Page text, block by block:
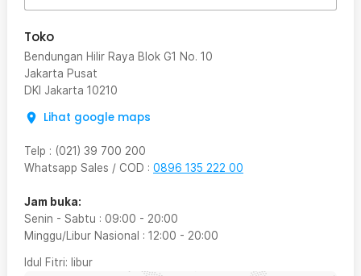
Toko
Bendungan Hilir Raya Blok G1 No. 10
Jakarta Pusat
DKI Jakarta 10210
Lihat google maps
Telp : (021) 39 700 200
Whatsapp Sales / COD : 0896 135 222 00
Jam buka:
Senin - Sabtu : 09:00 - 20:00
Minggu/Libur Nasional : 12:00 - 20:00
Idul Fitri: libur